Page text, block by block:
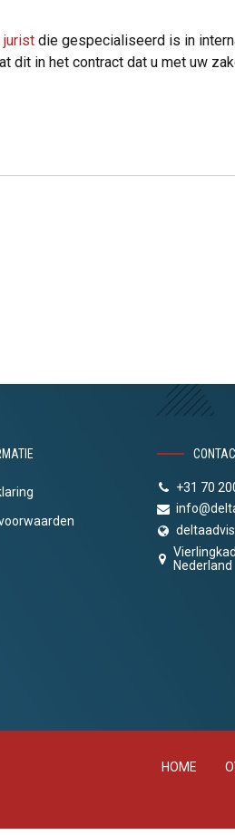
jurist die gespecialiseerd is in
dit in het contract dat u met uw
+31 70
Nederland
HOME